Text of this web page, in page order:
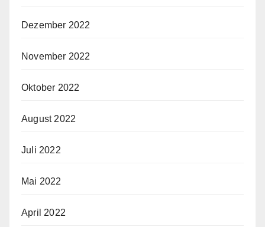
Dezember 2022
November 2022
Oktober 2022
August 2022
Juli 2022
Mai 2022
April 2022